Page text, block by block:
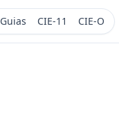
Guias CIE-11 CIE-O